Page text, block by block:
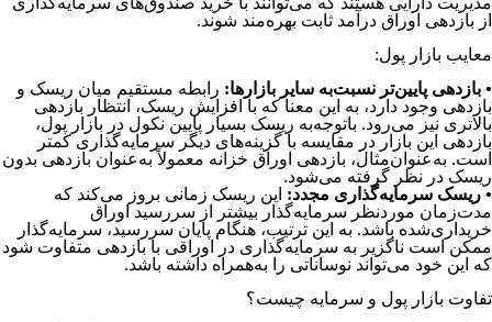
از بازدهی اوراق درآمد ثابت بهره‌مند شوند.
معایب بازار پول:
• بازدهی پایین‌تر نسبت‌به سایر بازارها: رابطه مستقیم میان ریسک و
بازدهی وجود دارد، به این معنا که با افزایش ریسک، انتظار بازدهی
بالاتری نیز می‌رود. با‌توجه‌به ریسک بسیار پایین نکول در بازار پول،
بازدهی این بازار در مقایسه با گزینه‌های دیگر سرمایه‌گذاری کمتر
است. به‌عنوان‌مثال، بازدهی اوراق خزانه معمولاً به‌عنوان بازدهی بدون
ریسک در نظر گرفته می‌شود.
• ریسک سرمایه‌گذاری مجدد: این ریسک زمانی بروز می‌کند که
مدت‌زمان موردنظر سرمایه‌گذار بیشتر از سررسید اوراق
خریداری‌شده باشد. به این ترتیب، هنگام پایان سررسید، سرمایه‌گذار
ممکن است ناگزیر به سرمایه‌گذاری در اوراقی با بازدهی متفاوت شود
که این خود می‌تواند نوساناتی را به‌همراه داشته باشد.
تفاوت بازار پول و سرمایه چیست؟